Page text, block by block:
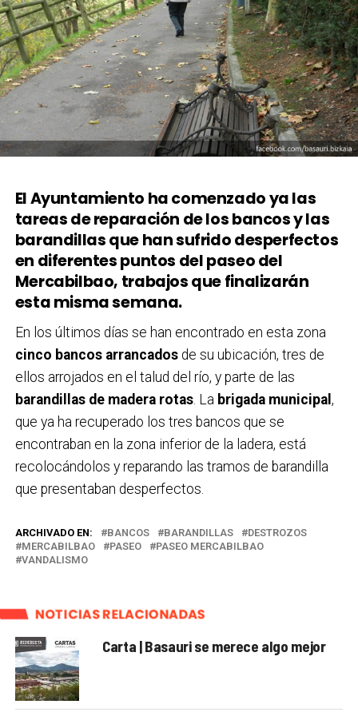
El Ayuntamiento ha comenzado ya las
tareas de reparación de los bancos y las
barandillas que han sufrido desperfectos
en diferentes puntos del paseo del
Mercabilbao, trabajos que finalizarán
esta misma semana.
En los últimos días se han encontrado en esta zona
cinco bancos arrancadosde su ubicación, tres de
ellos arrojados en el talud del río, y parte de las
barandillas de madera rotas. La brigada municipal ,
que ya ha recuperado los tres bancos que se
encontraban en la zona inferior de la ladera, está
recolocándolos y reparando las tramos de barandilla
que presentaban desperfectos.
ARCHIVADO EN: BANCOS BARANDILLAS
DESTROZOS
MERCABILBAO
PASEO
PASEO MERCABILBAO
VANDALISMO
NOTICIAS RELACIONADAS
Carta | Basauri se merece algo mejor